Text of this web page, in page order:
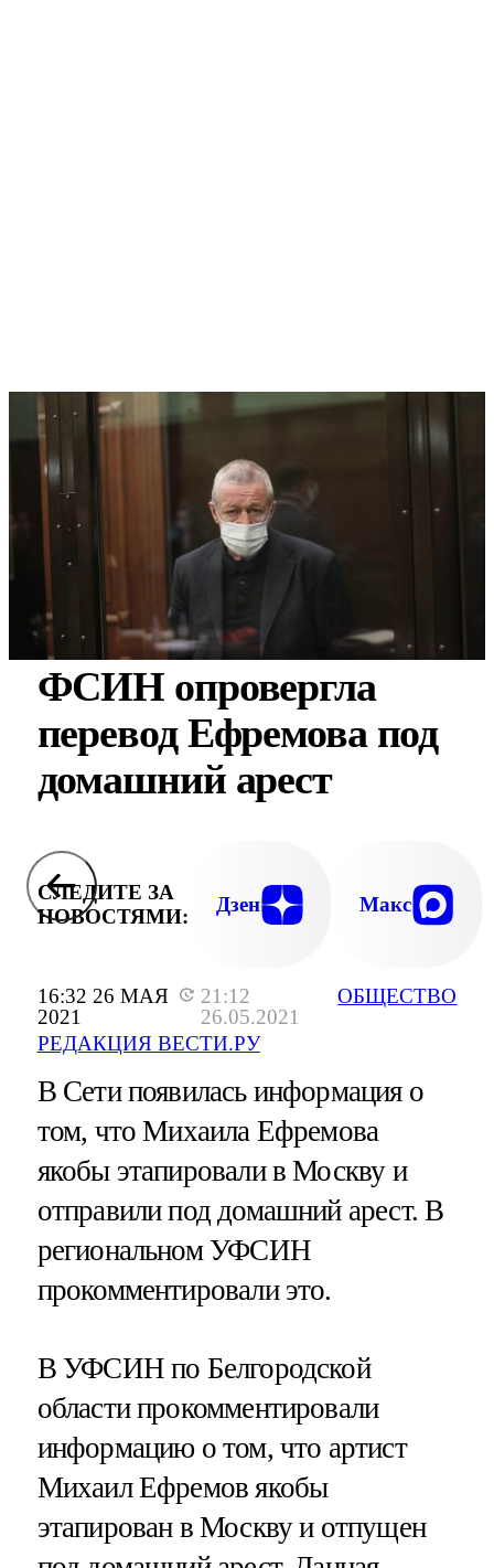
16:32 26 МАЯ
2021
21:12
26.05.2021
РЕДАКЦИЯ ВЕСТИ.РУ
ОБЩЕСТВО
ФСИН опровергла
перевод Ефремова под
домашний арест
СЛЕДИТЕ ЗА
НОВОСТЯМИ:
Дзен Макс
В Сети появилась информация о
том, что Михаила Ефремова
якобы этапировали в Москву и
отправили под домашний арест. В
региональном УФСИН
прокомментировали это.
В УФСИН по Белгородской
области прокомментировали
информацию о том, что артист
Михаил Ефремов якобы
этапирован в Москву и отпущен